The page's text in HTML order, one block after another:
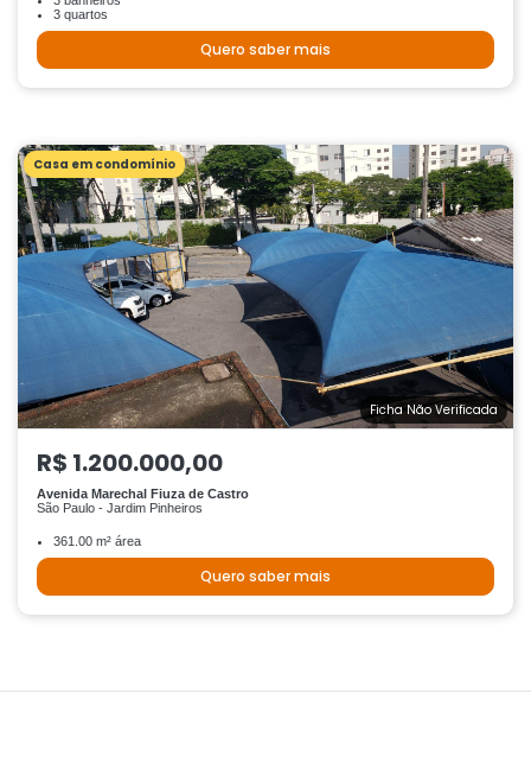
3 quartos
Quero saber mais
Casa em condomínio
Ficha Não Verificada
R$ 1.200.000,00
Avenida Marechal Fiuza de Castro
São Paulo - Jardim Pinheiros
361.00 m² área
Quero saber mais